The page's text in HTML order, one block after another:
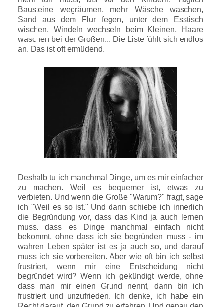
Bausteine wegräumen, mehr Wäsche waschen,
Sand aus dem Flur fegen, unter dem Esstisch
wischen, Windeln wechseln beim Kleinen, Haare
waschen bei der Großen... Die Liste fühlt sich endlos
an. Das ist oft ermüdend.
Deshalb tu ich manchmal Dinge, um es mir einfacher
zu machen. Weil es bequemer ist, etwas zu
verbieten. Und wenn die Große "Warum?" fragt, sage
ich "Weil es so ist." Und dann schiebe ich innerlich
die Begründung vor, dass das Kind ja auch lernen
muss, dass es Dinge manchmal einfach nicht
bekommt, ohne dass ich sie begründen muss - im
wahren Leben später ist es ja auch so, und darauf
muss ich sie vorbereiten. Aber wie oft bin ich selbst
frustriert, wenn mir eine Entscheidung nicht
begründet wird? Wenn ich gekündigt werde, ohne
dass man mir einen Grund nennt, dann bin ich
frustriert und unzufrieden. Ich denke, ich habe ein